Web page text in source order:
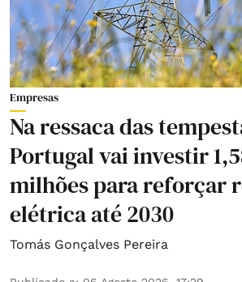
Empresas
Na ressaca das
Portugal vai investir
milhões para reforçar
elétrica até 2030
Tomás Gonçalves Pereira